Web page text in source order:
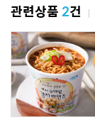
관련상품2건